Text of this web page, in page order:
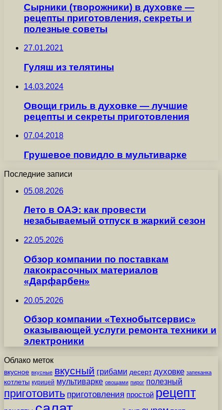
Сырники (творожники) в духовке —
рецепты приготовления, секреты и
полезные советы
27.01.2021
Гуляш из телятины
14.03.2024
Овощи гриль в духовке — лучшие
рецепты и секреты приготовления
07.04.2018
Грушевое повидло в мультиварке
Последние записи
05.08.2026
Лето в ОАЭ: как провести
незабываемый отпуск в жаркий сезон
22.05.2026
Обзор компании по поставкам
лакокрасочных материалов
«Дарфарбен»
20.05.2026
Обзор компании «Технобытсервис»
оказывающей услуги ремонта техники и
электроники
Облако меток
вкусное вкусные вкусный грибами десерт духовке запеканка
котлеты курицей мультиварке овощами пирог полезный
приготовить приготовления простой рецепт